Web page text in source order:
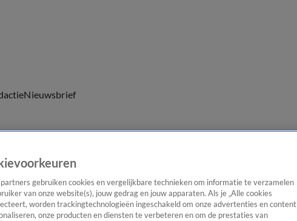
Nieuwsbrief
partners gebruiken cookies en vergelijkbare technieken om informatie te verzamelen
van onze website(s), jouw gedrag en jouw apparaten. Als je „Alle cookies
worden trackingtechnologieën ingeschakeld om onze advertenties en content
onze producten en diensten te verbeteren en om de prestaties van